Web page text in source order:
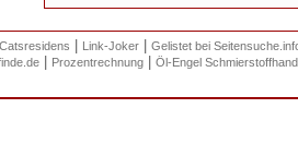
Link-Joker
Gelistet bei
Prozentrechnung Öl-Engel